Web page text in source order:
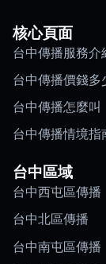
核心頁面
台中傳播服務介
台中傳播價錢多
台中傳播怎麼叫
台中傳播情境指
台中區域
台中西屯區傳播
台中北區傳播
台中南屯區傳播